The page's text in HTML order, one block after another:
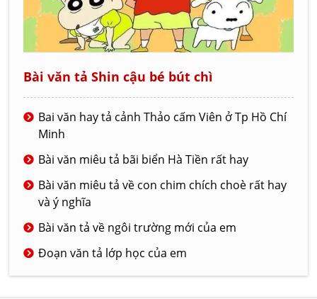
Bài văn tả Shin cậu bé bút chì
Bai văn hay tả cảnh Thảo cấm Viên ở Tp Hồ Chí
Minh
Bài văn miêu tả bãi biển Hà Tiền rất hay
Bài văn miêu tả về con chim chích choè rất hay
và ý nghĩa
Bài văn tả về ngôi trường mới của em
Đoạn văn tả lớp học của em